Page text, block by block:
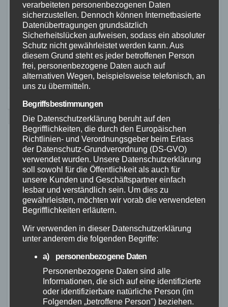
Beitragsnavigation
BKA veröffentlicht
Bundeslagebild
Wirtschaftskriminalität
Kokainanhaftungen
am Lenkrad
verraten Fahrer
Ähnliches
ALTENKIRCHEN FEUERWEHR POLIZEI
RETTUNGSDIENST
Containerbrand im
Industriegebiet Horhausen:
Feuerwehr verhindert
weitere Ausbreitung
verarbeiteten personenbezogenen Daten
sicherzustellen. Dennoch können Internetbasierte
Datenübertragungen grundsätzlich
Sicherheitslücken aufweisen, sodass ein absoluter
Schutz nicht gewährleistet werden kann. Aus
diesem Grund steht es jeder betroffenen Person
frei, personenbezogene Daten auch auf
alternativen Wegen, beispielsweise telefonisch, an
uns zu übermitteln.
Begriffsbestimmungen
Die Datenschutzerklärung beruht auf den
Begrifflichkeiten, die durch den Europäischen
Richtlinien- und Verordnungsgeber beim Erlass
der Datenschutz-Grundverordnung (DS-GVO)
verwendet wurden. Unsere Datenschutzerklärung
soll sowohl für die Öffentlichkeit als auch für
unsere Kunden und Geschäftspartner einfach
lesbar und verständlich sein. Um dies zu
gewährleisten, möchten wir vorab die verwendeten
Begrifflichkeiten erläutern.
Wir verwenden in dieser Datenschutzerklärung
unter anderem die folgenden Begriffe:
a) personenbezogene Daten
Personenbezogene Daten sind alle
Informationen, die sich auf eine identifizierte
oder identifizierbare natürliche Person (im
Folgenden „betroffene Person") beziehen.